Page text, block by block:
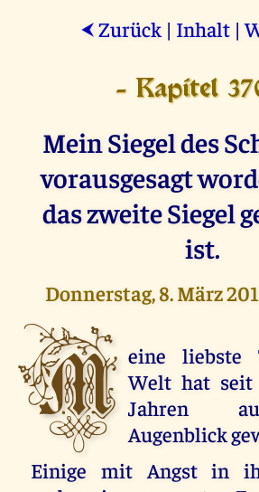
⮜ Zurück | Inhalt |
- Kapitel
Mein Siegel des
vorausgesagt
das zweite Siegel
ist.
Donnerstag, 8. März
M eine liebste
Welt hat seit
Jahren
Augenblick
Einige mit Angst in